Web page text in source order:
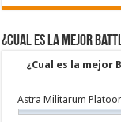
¿Cual es la mejor
¿Cual es la mejor
Astra Militarum